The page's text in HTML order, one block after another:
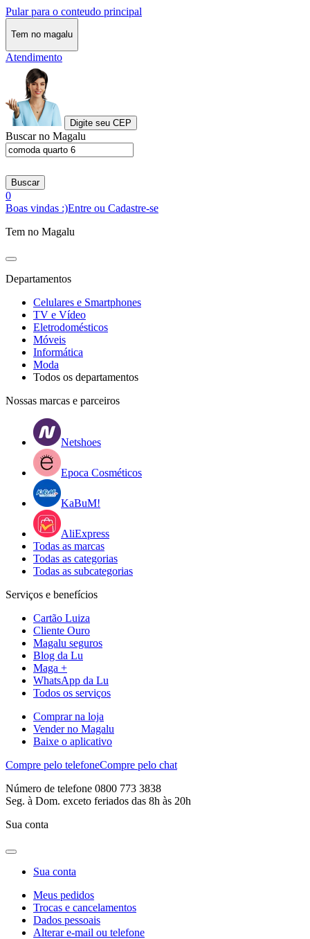
Pular para o conteudo principal
Tem no magalu
Atendimento
Digite seu CEP
Buscar no Magalu
Buscar
0
Boas vindas :)Entre ou Cadastre-se
Tem no Magalu
Departamentos
Celulares e Smartphones
TV e Vídeo
Eletrodomésticos
Móveis
Informática
Moda
Todos os departamentos
Nossas marcas e parceiros
Netshoes
Epoca Cosméticos
KaBuM!
AliExpress
Todas as marcas
Todas as categorias
Todas as subcategorias
Serviços e benefícios
Cartão Luiza
Cliente Ouro
Magalu seguros
Blog da Lu
Maga +
WhatsApp da Lu
Todos os serviços
Comprar na loja
Vender no Magalu
Baixe o aplicativo
Compre pelo telefoneCompre pelo chat
Número de telefone 0800 773 3838
Seg. à Dom. exceto feriados das 8h às 20h
Sua conta
Sua conta
Meus pedidos
Trocas e cancelamentos
Dados pessoais
Alterar e-mail ou telefone